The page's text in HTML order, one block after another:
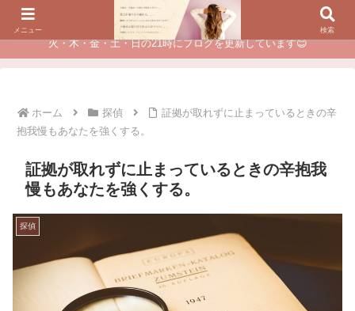
夫に不倫されたつらい経験が、あなたのチャンスに変わるカウンセリング
火・木・金・土・日の21時にブログを更新しています😊
ホーム 探偵
証拠が取れずに止まっているときの辛
抱我慢もあなたを強くする。
証拠が取れずに止まっているときの辛抱我
慢もあなたを強くする。
探偵
メニュー 検索